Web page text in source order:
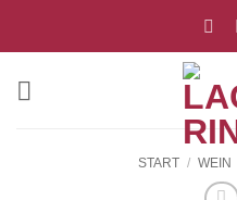
START / WEIN